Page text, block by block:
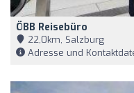
ÖBB Reisebüro
22,0km, Salzburg
Adresse und